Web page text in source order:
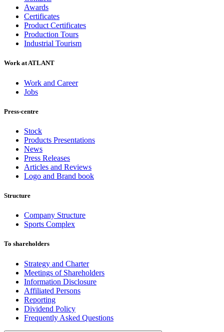
Awards
Certificates
Product Certificates
Production Tours
Industrial Tourism
Work at ATLANT
Work and Career
Jobs
Press-centre
Stock
Products Presentations
News
Press Releases
Articles and Reviews
Logo and Brand book
Structure
Company Structure
Sports Complex
To shareholders
Strategy and Charter
Meetings of Shareholders
Information Disclosure
Affiliated Persons
Reporting
Dividend Policy
Frequently Asked Questions